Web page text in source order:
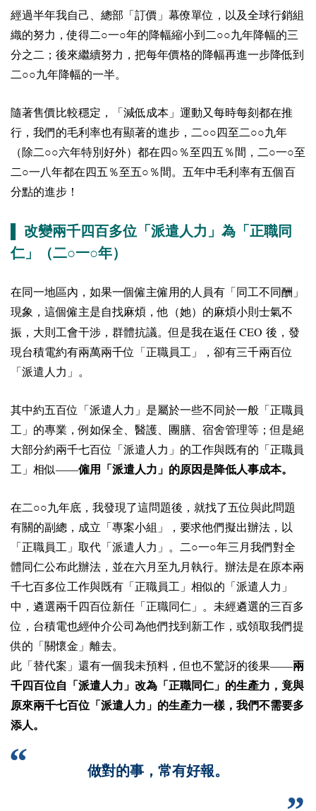
經過半年我自己、總部「訂價」幕僚單位，以及全球行銷組
織的努力，使得二○一○年的降幅縮小到二○○九年降幅的三
分之二；後來繼續努力，把每年價格的降幅再進一步降低到
二○○九年降幅的一半。
隨著售價比較穩定，「減低成本」運動又每時每刻都在推
行，我們的毛利率也有顯著的進步，二○○四至二○○九年
（除二○○六年特別好外）都在四○％至四五％間，二○一○至
二○一八年都在四五％至五○％間。五年中毛利率有五個百
分點的進步！
▌ 改變兩千四百多位「派遣人力」為「正職同
仁」（二○一○年）
在同一地區內，如果一個僱主僱用的人員有「同工不同酬」
現象，這個僱主是自找麻煩，他（她）的麻煩小則士氣不
振，大則工會干涉，群體抗議。但是我在返任 CEO 後，發
現台積電約有兩萬兩千位「正職員工」，卻有三千兩百位
「派遣人力」。
其中約五百位「派遣人力」是屬於一些不同於一般「正職員
工」的專業，例如保全、醫護、團膳、宿舍管理等；但是絕
大部分約兩千七百位「派遣人力」的工作與既有的「正職員
工」相似——僱用「派遣人力」的原因是降低人事成本。
在二○○九年底，我發現了這問題後，就找了五位與此問題
有關的副總，成立「專案小組」，要求他們擬出辦法，以
「正職員工」取代「派遣人力」。二○一○年三月我們對全
體同仁公布此辦法，並在六月至九月執行。辦法是在原本兩
千七百多位工作與既有「正職員工」相似的「派遣人力」
中，遴選兩千四百位新任「正職同仁」。未經遴選的三百多
位，台積電也經仲介公司為他們找到新工作，或領取我們提
供的「關懷金」離去。
此「替代案」還有一個我未預料，但也不驚訝的後果——兩
千四百位自「派遣人力」改為「正職同仁」的生產力，竟與
原來兩千七百位「派遣人力」的生產力一樣，我們不需要多
添人。
做對的事，常有好報。